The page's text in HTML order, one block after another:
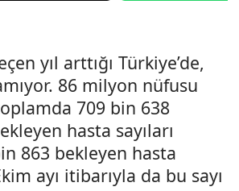
yıl arttığı Türkiye’de,
86 milyon nüfusu
709 bin 638
hasta sayıları
863 bekleyen hasta
ayı itibarıyla da bu sayı